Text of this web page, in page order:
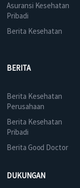
Asuransi Kesehatan
Pribadi
Berita Kesehatan
BERITA
Berita Kesehatan
Perusahaan
Berita Kesehatan
Pribadi
Berita Good Doctor
DUKUNGAN